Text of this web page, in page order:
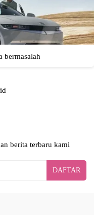
berita terbaru kami
DAFTAR